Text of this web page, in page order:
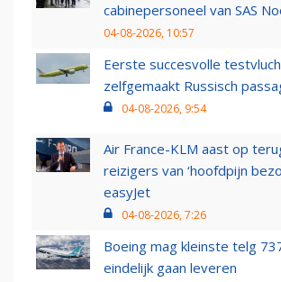
cabinepersoneel van SAS
04-08-2026, 10:57
Eerste succesvolle
zelfgemaakt Russisch
04-08-2026, 9:54
Air France-KLM aast op
reizigers van ‘hoofdpijn
easyJet
04-08-2026, 7:26
Boeing mag kleinste telg
eindelijk gaan leveren